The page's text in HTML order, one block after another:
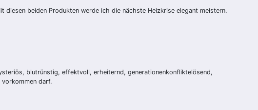
beiden Produkten werde ich die nächste Heizkrise elegant meistern.
blutrünstig, effektvoll, erheiternd, generationenkonfliktelösend,
darf.